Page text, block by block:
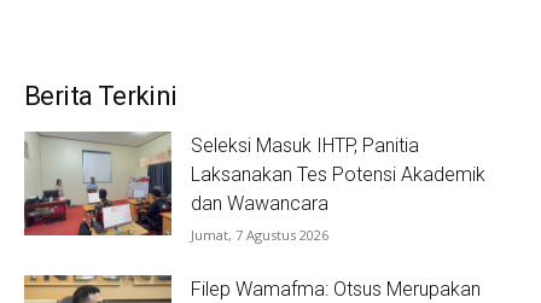
Berita Terkini
Seleksi Masuk IHTP, Panitia
Laksanakan Tes Potensi Akademik
dan Wawancara
Jumat, 7 Agustus 2026
Filep Wamafma: Otsus Merupakan